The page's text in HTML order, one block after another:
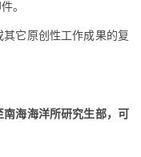
。
它原创性工作成果的复
南海海洋所研究生部，可